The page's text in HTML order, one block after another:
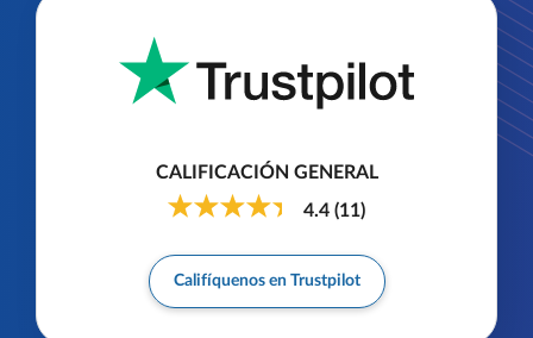
CALIFICACIÓN GENERAL
4.4 (11)
Califíquenos en Trustpilot